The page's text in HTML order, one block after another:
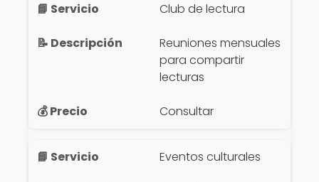
Club de lectura
Reuniones mensuales
para compartir
lecturas
Consultar
Eventos culturales